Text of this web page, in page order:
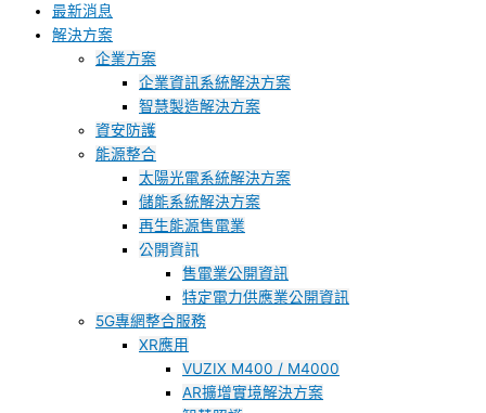
最新消息
解決方案
企業方案
企業資訊系統解決方案
智慧製造解決方案
資安防護
能源整合
太陽光電系統解決方案
儲能系統解決方案
再生能源售電業
公開資訊
售電業公開資訊
特定電力供應業公開資訊
5G專網整合服務
XR應用
VUZIX M400 / M4000
AR擴增實境解決方案